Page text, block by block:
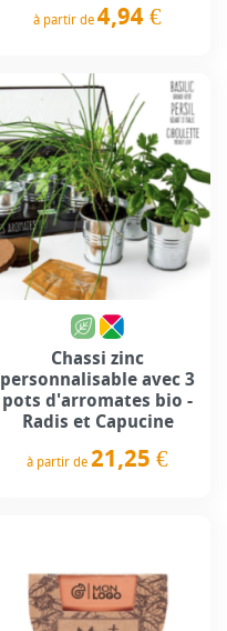
à partir de 4,94 €
Chassi zinc
personnalisable avec 3
pots d'arromates bio -
Radis et Capucine
à partir de 21,25 €